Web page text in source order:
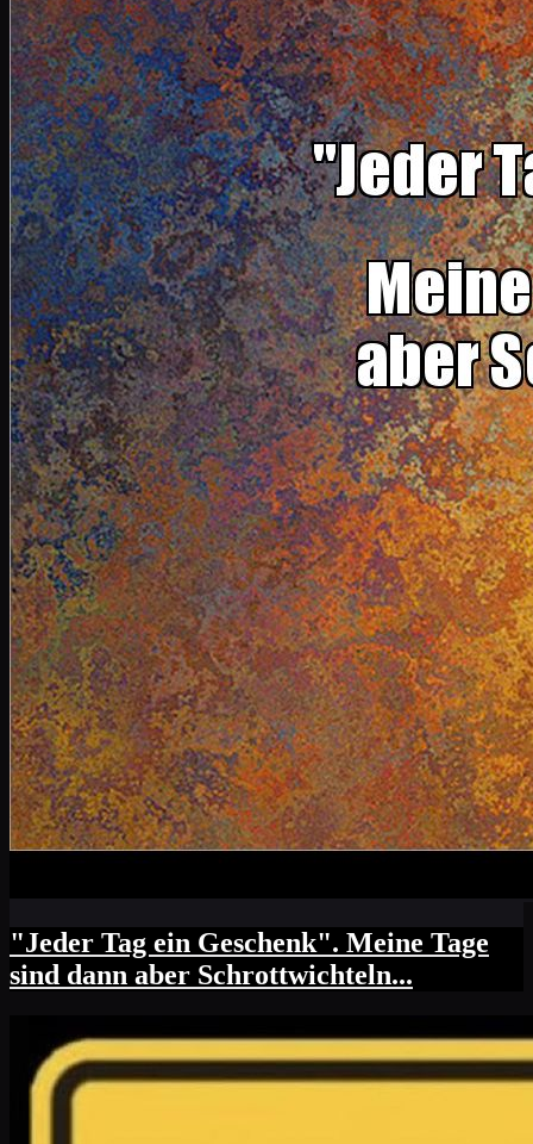
"Jeder Tag ein Geschenk". Meine Tage
sind dann aber Schrottwichteln...